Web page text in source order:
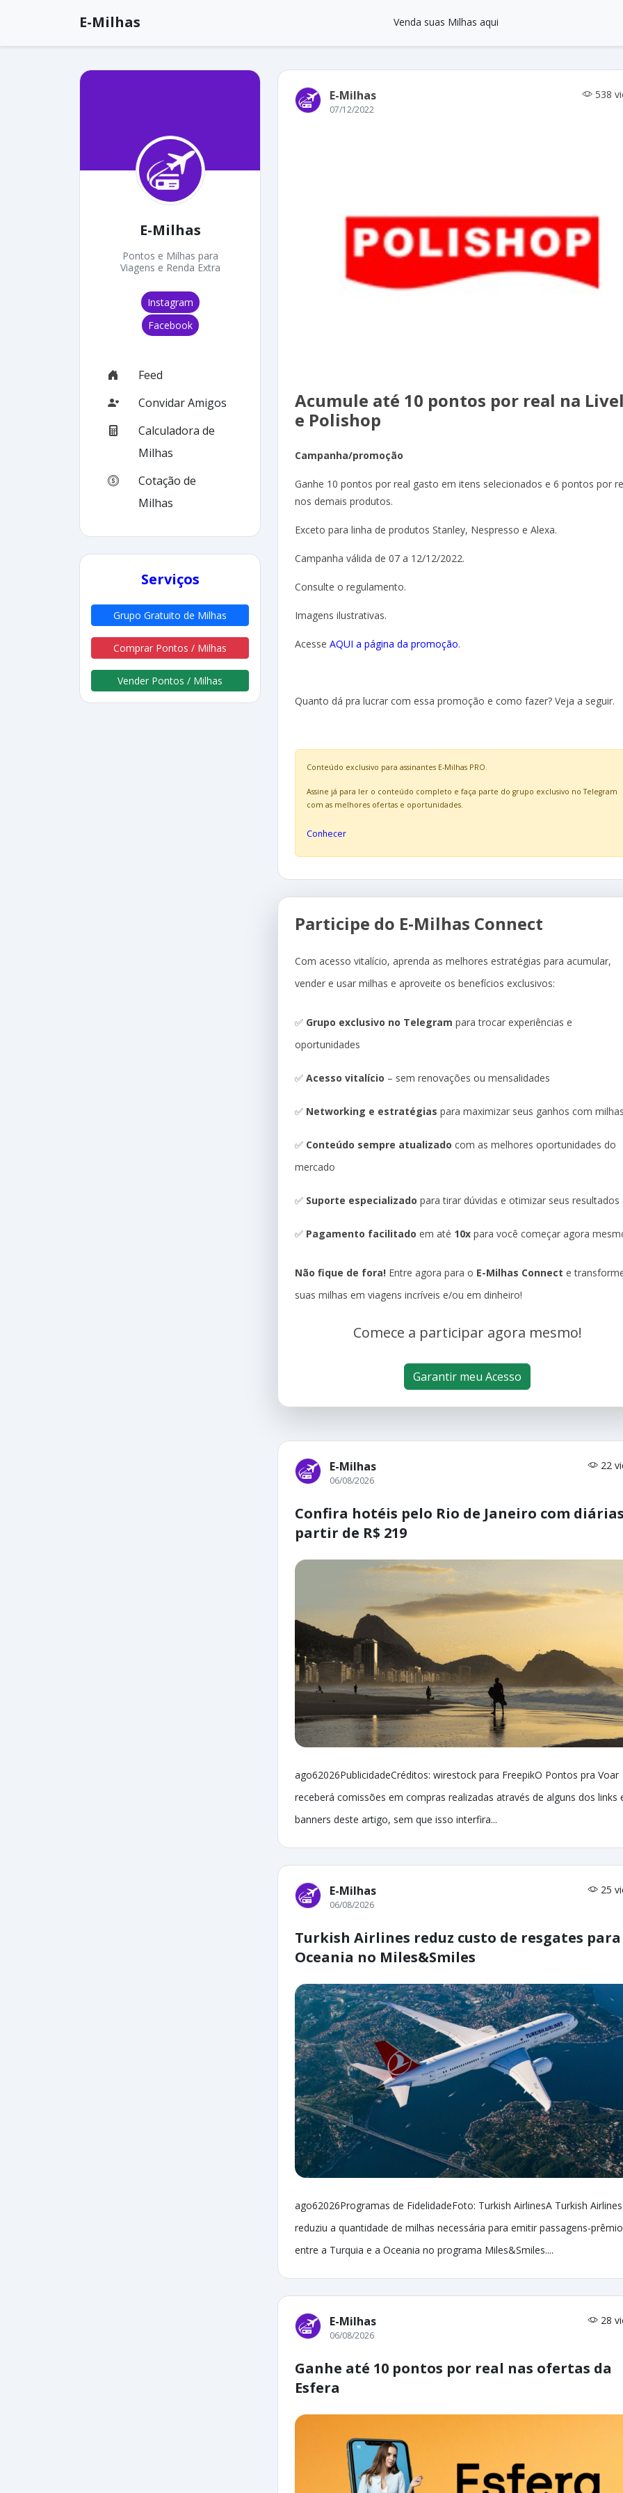
E-Milhas Venda suas Milhas aqui
E-Milhas
Pontos e Milhas para
Viagens e Renda Extra
Instagram
Facebook
Feed
Convidar Amigos
Calculadora de
Milhas
Cotação de
Milhas
Serviços
Grupo Gratuito de Milhas
Comprar Pontos / Milhas
Vender Pontos / Milhas
E-Milhas 538
07/12/2022
Acumule até 10 pontos por real na
e Polishop
Campanha/promoção
Ganhe 10 pontos por real gasto em itens selecionados e 6 pontos por
nos demais produtos.
Exceto para linha de produtos Stanley, Nespresso e Alexa.
Campanha válida de 07 a 12/12/2022.
Consulte o regulamento.
Imagens ilustrativas.
Acesse AQUI a página da promoção.
Quanto dá pra lucrar com essa promoção e como fazer? Veja a seguir.
Conteúdo exclusivo para assinantes E-Milhas PRO.
Assine já para ler o conteúdo completo e faça parte do grupo exclusivo no Telegram
com as melhores ofertas e oportunidades.
Conhecer
Participe do E-Milhas Connect
Com acesso vitalício, aprenda as melhores estratégias para acumular,
vender e usar milhas e aproveite os benefícios exclusivos:
✅ Grupo exclusivo no Telegram para trocar experiências e
oportunidades
✅ Acesso vitalício – sem renovações ou mensalidades
✅ Networking e estratégias para maximizar seus ganhos com
✅ Conteúdo sempre atualizado com as melhores oportunidades do
mercado
✅ Suporte especializado para tirar dúvidas e otimizar seus resultados
✅ Pagamento facilitado em até 10x para você começar agora
Não fique de fora! Entre agora para o E-Milhas Connect e
suas milhas em viagens incríveis e/ou em dinheiro!
Comece a participar agora mesmo!
Garantir meu Acesso
E-Milhas 22
06/08/2026
Confira hotéis pelo Rio de Janeiro com
partir de R$ 219
ago62026PublicidadeCréditos: wirestock para FreepikO Pontos pra Voar
receberá comissões em compras realizadas através de alguns dos links
banners deste artigo, sem que isso interfira...
E-Milhas 25
06/08/2026
Turkish Airlines reduz custo de resgates
Oceania no Miles&Smiles
ago62026Programas de FidelidadeFoto: Turkish AirlinesA Turkish Airlines
reduziu a quantidade de milhas necessária para emitir passagens-prêmio
entre a Turquia e a Oceania no programa Miles&Smiles....
E-Milhas 28
06/08/2026
Ganhe até 10 pontos por real nas ofertas da
Esfera